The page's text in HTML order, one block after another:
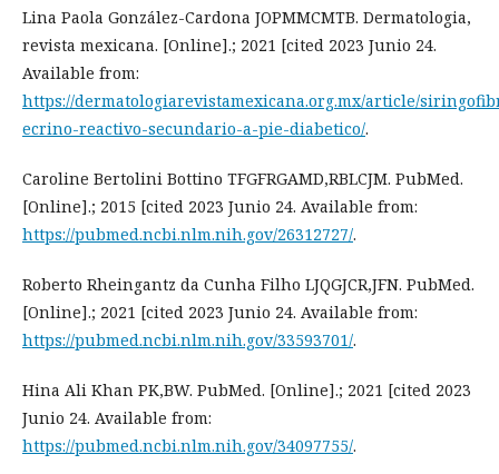
Lina Paola González-Cardona JOPMMCMTB. Dermatologia,
revista mexicana. [Online].; 2021 [cited 2023 Junio 24.
Available from:
https://dermatologiarevistamexicana.org.mx/article/
ecrino-reactivo-secundario-a-pie-diabetico/.
Caroline Bertolini Bottino TFGFRGAMD,RBLCJM. PubMed.
[Online].; 2015 [cited 2023 Junio 24. Available from:
https://pubmed.ncbi.nlm.nih.gov/26312727/.
Roberto Rheingantz da Cunha Filho LJQGJCR,JFN. PubMed.
[Online].; 2021 [cited 2023 Junio 24. Available from:
https://pubmed.ncbi.nlm.nih.gov/33593701/.
Hina Ali Khan PK,BW. PubMed. [Online].; 2021 [cited 2023
Junio 24. Available from:
https://pubmed.ncbi.nlm.nih.gov/34097755/.